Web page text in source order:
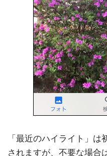
「最近のハイライト」
されますが、不要な場合